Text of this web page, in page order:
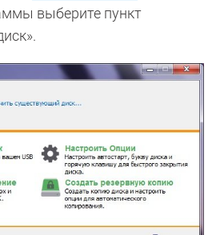
выберите пункт